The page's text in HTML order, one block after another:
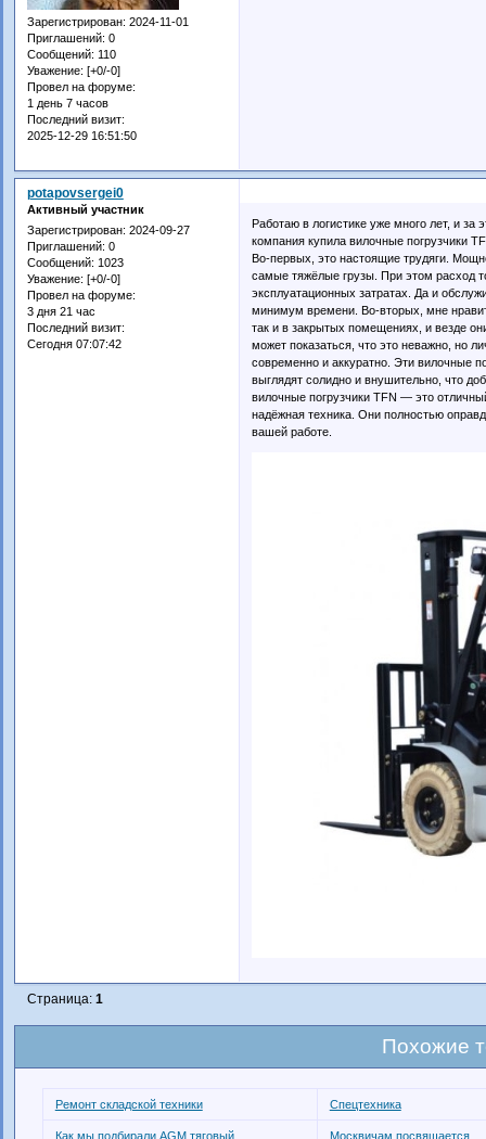
Зарегистрирован: 2024-11-01
Приглашений: 0
Сообщений: 110
Уважение: [+0/-0]
Провел на форуме:
1 день 7 часов
Последний визит:
2025-12-29 16:51:50
potapovsergei0
Активный участник
Зарегистрирован: 2024-09-27
Приглашений: 0
Сообщений: 1023
Уважение: [+0/-0]
Провел на форуме:
3 дня 21 час
Последний визит:
Сегодня 07:07:42
Работаю в логистике уже много лет, и
компания купила вилочные погрузчики
Во-первых, это настоящие трудяги.
самые тяжёлые грузы. При этом расход
эксплуатационных затратах. Да и
минимум времени. Во-вторых, мне
так и в закрытых помещениях, и везде
может показаться, что это неважно, но
современно и аккуратно. Эти вилочные
выглядят солидно и внушительно, что
вилочные погрузчики TFN — это
надёжная техника. Они полностью
вашей работе.
Страница: 1
Похожие
Ремонт складской техники Спецтехника
Как мы подбирали AGM тяговый Москвичам посвящается